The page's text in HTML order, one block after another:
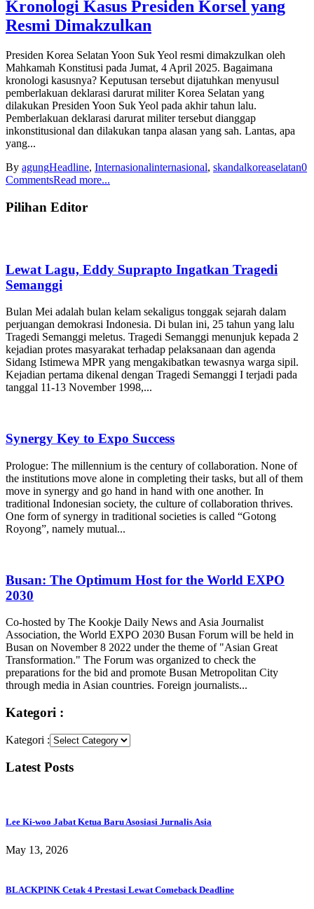
Kronologi Kasus Presiden Korsel yang
Resmi Dimakzulkan
Presiden Korea Selatan Yoon Suk Yeol resmi dimakzulkan oleh
Mahkamah Konstitusi pada Jumat, 4 April 2025. Bagaimana
kronologi kasusnya? Keputusan tersebut dijatuhkan menyusul
pemberlakuan deklarasi darurat militer Korea Selatan yang
dilakukan Presiden Yoon Suk Yeol pada akhir tahun lalu.
Pemberlakuan deklarasi darurat militer tersebut dianggap
inkonstitusional dan dilakukan tanpa alasan yang sah. Lantas, apa
yang...
By agungHeadline, Internasionalinternasional, skandalkoreaselatan0
CommentsRead more...
Pilihan Editor
Lewat Lagu, Eddy Suprapto Ingatkan Tragedi
Semanggi
Bulan Mei adalah bulan kelam sekaligus tonggak sejarah dalam
perjuangan demokrasi Indonesia. Di bulan ini, 25 tahun yang lalu
Tragedi Semanggi meletus. Tragedi Semanggi menunjuk kepada 2
kejadian protes masyarakat terhadap pelaksanaan dan agenda
Sidang Istimewa MPR yang mengakibatkan tewasnya warga sipil.
Kejadian pertama dikenal dengan Tragedi Semanggi I terjadi pada
tanggal 11-13 November 1998,...
Synergy Key to Expo Success
Prologue: The millennium is the century of collaboration. None of
the institutions move alone in completing their tasks, but all of them
move in synergy and go hand in hand with one another. In
traditional Indonesian society, the culture of collaboration thrives.
One form of synergy in traditional societies is called “Gotong
Royong”, namely mutual...
Busan: The Optimum Host for the World EXPO
2030
Co-hosted by The Kookje Daily News and Asia Journalist
Association, the World EXPO 2030 Busan Forum will be held in
Busan on November 8 2022 under the theme of "Asian Great
Transformation." The Forum was organized to check the
preparations for the bid and promote Busan Metropolitan City
through media in Asian countries. Foreign journalists...
Kategori :
Kategori :
Latest Posts
Lee Ki-woo Jabat Ketua Baru Asosiasi Jurnalis Asia
May 13, 2026
BLACKPINK Cetak 4 Prestasi Lewat Comeback Deadline